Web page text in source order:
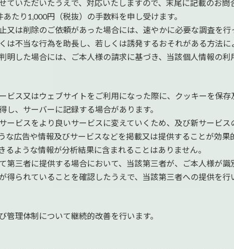
ていただいたうえで、対応いたしますので、末尾に記載のお
たり1,000円（税抜）の手数料を申し受けます。
又は削除のご依頼があった場合には、速やかに必要な調査を
は不当な行為を助長し、若しくは誘発するおそれがある方法
した場合には、ご本人様の請求に基づき、当該個人情報の利
ビス又はウェブサイトをご利用になった際に、クッキーを保
、サーバーに記録する場合があります。
ービスをより良いサービスに変えていくため、及び新サービ
な広告や情報及びサービスなどを掲載又は提供することが効
ような情報が分析結果に含まれることはありません。
第三者に提供する場合において、当該第三者が、ご本人様が
られていることを確認したうえで、当該第三者への提供を行
理体制について継続的改善を行います。